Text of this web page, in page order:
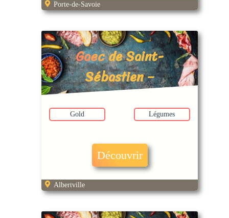
Porte-de-Savoie
Gaec de Saint-
Sébastien –
Lachenal
Gold Légumes
Découvrir
Albertville